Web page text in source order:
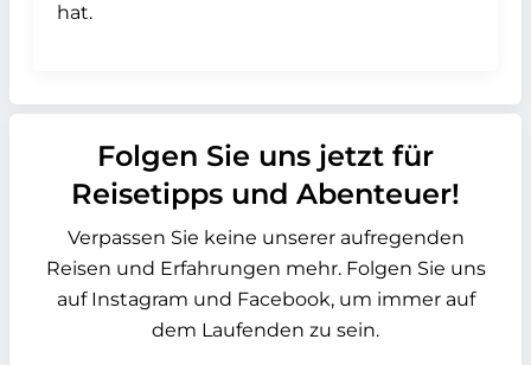
hat.
Folgen Sie uns jetzt für
Reisetipps und Abenteuer!
Verpassen Sie keine unserer aufregenden
Reisen und Erfahrungen mehr. Folgen Sie uns
auf Instagram und Facebook, um immer auf
dem Laufenden zu sein.